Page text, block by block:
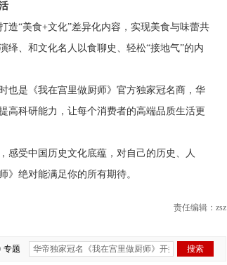
“美食+文化”差异化内容，实现美食与味蕾共
绎、和文化名人以食聊史、轻松“接地气”的内
是《我在宫里做厨师》官方独家冠名商，华
高科研能力，让每个消费者的高端品质生活更
受中国历史文化底蕴，对自己的历史、人
》绝对能满足你的所有期待。
责任编辑：zsz
专题